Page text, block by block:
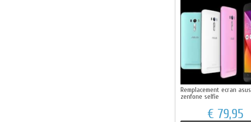
Remplacement ecran asus
zenfone selfie
€ 79,95